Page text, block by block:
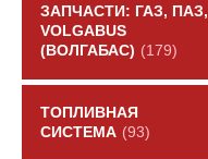
ЗАПЧАСТИ: ГАЗ, ПАЗ,
VOLGABUS
(ВОЛГАБАС) (179)
ТОПЛИВНАЯ
СИСТЕМА (93)